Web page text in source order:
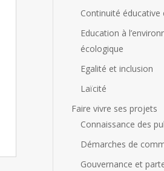
Continuité éducative
Education à
écologique
Egalité et inclusion
Laïcité
Faire vivre ses projets
Connaissance des
Démarches de
Gouvernance et